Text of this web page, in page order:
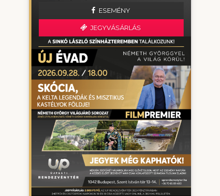
ESEMÉNY
JEGYVÁSÁRLÁS